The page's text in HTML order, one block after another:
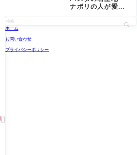

ナポリの人が愛す
ホーム
お問い合わせ
プライバシーポリシー